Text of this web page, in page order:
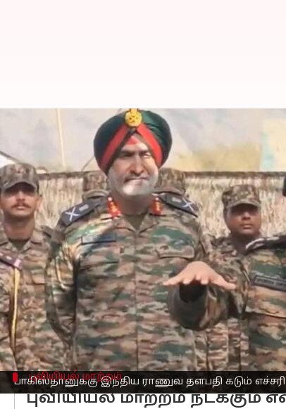
பாகிஸ்தானுக்கு இந்திய ராணுவ தளபதி கடும்
பயங்கரவாதத்தை
இந்திய ராணுவ தளபதி
எழுதியவர் Sekar Chinnappan Oct 03, 2025 06:06 pm
செய்தி முன்னோட்டம்
பாகிஸ்தான், இந்தியாவுக்கு
அவ்வாறு செய்யாவிட்டால் உலக
தளபதி ஜெனரல் உபேந்திர திவேதி
சமீபத்திய ஆபரேஷன் சிந்தூர்
கடைப்பிடிக்காது என்றும், இது
புவியியல் மாற்றம்
புவியியல் மாற்றம் நடக்கும்